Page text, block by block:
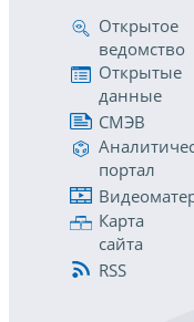
Открытое
ведомство
Открытые
данные
СМЭВ
портал
Карта
сайта
RSS